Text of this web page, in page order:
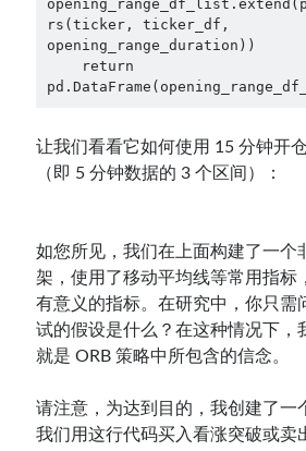
rs(ticker, ticker_df,
opening_range_duration))
让我们看看它如何使用 15 分钟开
（即 5 分钟数据的 3 个区间）：
如您所见，我们在上面构建了一个
架，使用了移动平均线等常用指标
有意义的指标。在研究中，你只需
试的假设是什么？在这种情况下，
就是 ORB 策略中所包含的信念。
请注意，为达到目的，我创建了一
我们用这行代码买入看涨突破或卖